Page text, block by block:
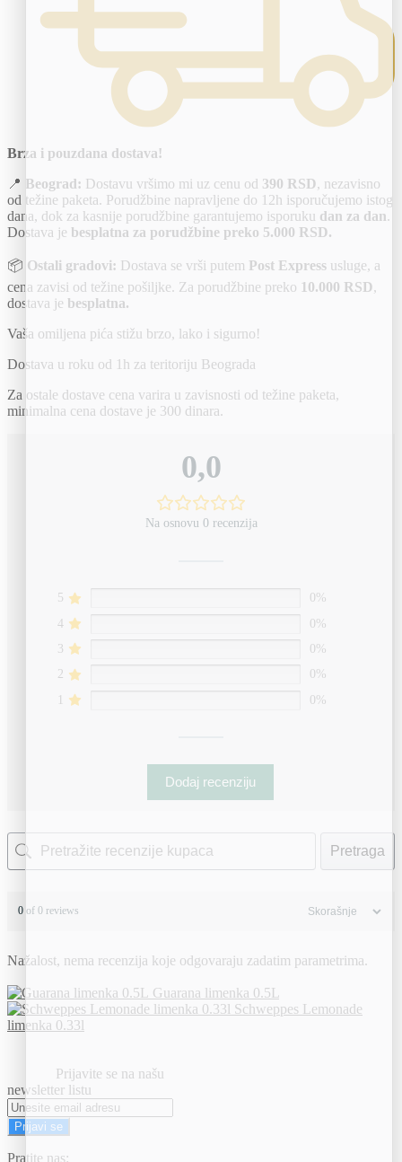
Brza i pouzdana dostava!
📍 Beograd: Dostavu vršimo mi uz cenu od 390 RSD, nezavisno
od težine paketa. Porudžbine napravljene do 12h isporučujemo istog
dana, dok za kasnije porudžbine garantujemo isporuku dan za dan.
Dostava je besplatna za porudžbine preko 5.000 RSD.
📦 Ostali gradovi: Dostava se vrši putem Post Express usluge, a
cena zavisi od težine pošiljke. Za porudžbine preko 10.000 RSD,
dostava je besplatna.
Vaša omiljena pića stižu brzo, lako i sigurno!
Dostava u roku od 1h za teritoriju Beograda
Za ostale dostave cena varira u zavisnosti od težine paketa,
minimalna cena dostave je 300 dinara.
0,0
Na osnovu 0 recenzija
5
0%
4
0%
3
0%
2
0%
1
0%
Dodaj recenziju
Pretraga
0 of 0 reviews
Nažalost, nema recenzija koje odgovaraju zadatim parametrima.
Guarana limenka 0.5L
Schweppes Lemonade
limenka 0.33l
Prijavite se na našu
newsletter listu
Prijavi se
Pratite nas: